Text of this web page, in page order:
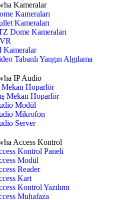
Kameralar
Kameraları
Kameraları
Dome Kameraları
Kameralar
Tabanlı Yangın Algılama
IP Audio
Hoparlör
Mekan Hoparlör
Modül
Mikrofon
Server
Access Kontrol
Kontrol Paneli
Modül
Reader
Kart
Kontrol Yazılımı
Muhafaza